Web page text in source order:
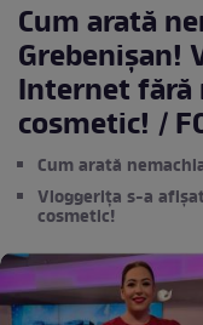
Cum arată
Grebenișan!
Internet fără
cosmetic! /
Cum arată
Vloggerița s-a
cosmetic!